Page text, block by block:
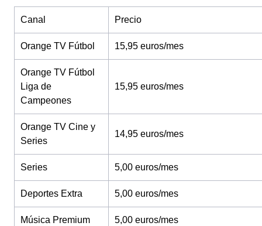
Canal Precio
Orange TV Fútbol 15,95 euros/mes
Orange TV Fútbol
Liga de
Campeones
15,95 euros/mes
Orange TV Cine y
Series
14,95 euros/mes
Series 5,00 euros/mes
Deportes Extra 5,00 euros/mes
Música Premium 5,00 euros/mes